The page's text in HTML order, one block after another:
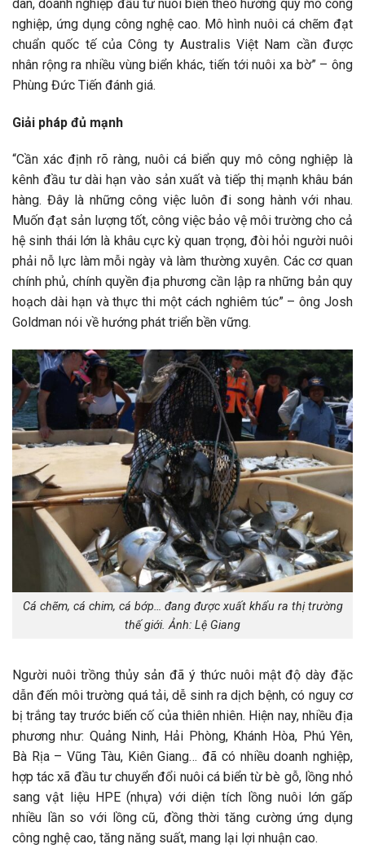
dân, doanh nghiệp đầu tư nuôi biển theo hướng quy mô công
nghiệp, ứng dụng công nghệ cao. Mô hình nuôi cá chẽm đạt
chuẩn quốc tế của Công ty Australis Việt Nam cần được
nhân rộng ra nhiều vùng biển khác, tiến tới nuôi xa bờ” – ông
Phùng Đức Tiến đánh giá.
Giải pháp đủ mạnh
“Cần xác định rõ ràng, nuôi cá biển quy mô công nghiệp là
kênh đầu tư dài hạn vào sản xuất và tiếp thị mạnh khâu bán
hàng. Đây là những công việc luôn đi song hành với nhau.
Muốn đạt sản lượng tốt, công việc bảo vệ môi trường cho cả
hệ sinh thái lớn là khâu cực kỳ quan trọng, đòi hỏi người nuôi
phải nỗ lực làm mỗi ngày và làm thường xuyên. Các cơ quan
chính phủ, chính quyền địa phương cần lập ra những bản quy
hoạch dài hạn và thực thi một cách nghiêm túc” – ông Josh
Goldman nói về hướng phát triển bền vững.
Cá chẽm, cá chim, cá bớp… đang được xuất khẩu ra thị trường
thế giới. Ảnh: Lệ Giang
Người nuôi trồng thủy sản đã ý thức nuôi mật độ dày đặc
dẫn đến môi trường quá tải, dễ sinh ra dịch bệnh, có nguy cơ
bị trắng tay trước biến cố của thiên nhiên. Hiện nay, nhiều địa
phương như: Quảng Ninh, Hải Phòng, Khánh Hòa, Phú Yên,
Bà Rịa – Vũng Tàu, Kiên Giang… đã có nhiều doanh nghiệp,
hợp tác xã đầu tư chuyển đổi nuôi cá biển từ bè gỗ, lồng nhỏ
sang vật liệu HPE (nhựa) với diện tích lồng nuôi lớn gấp
nhiều lần so với lồng cũ, đồng thời tăng cường ứng dụng
công nghệ cao, tăng năng suất, mang lại lợi nhuận cao.